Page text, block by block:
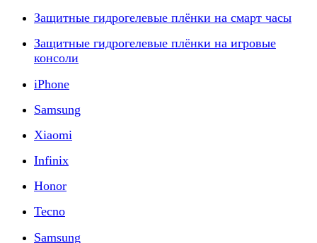
Защитные гидрогелевые плёнки на смарт часы
Защитные гидрогелевые плёнки на игровые
консоли
iPhone
Samsung
Xiaomi
Infinix
Honor
Tecno
Samsung